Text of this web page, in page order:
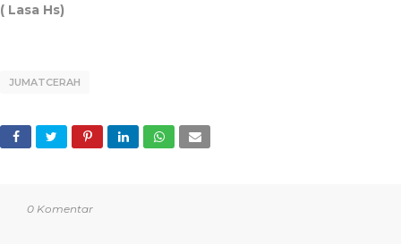
( Lasa Hs)
JUMATCERAH
0 Komentar